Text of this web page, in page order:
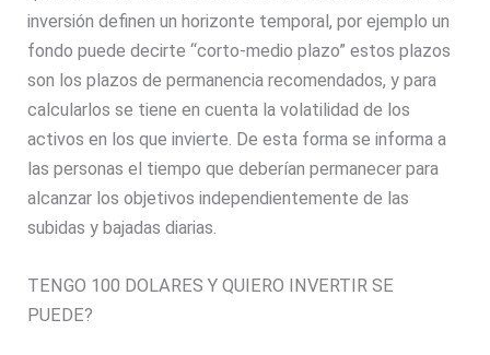
inversión definen un horizonte temporal, por ejemplo un
fondo puede decirte “corto-medio plazo” estos plazos
son los plazos de permanencia recomendados, y para
calcularlos se tiene en cuenta la volatilidad de los
activos en los que invierte. De esta forma se informa a
las personas el tiempo que deberían permanecer para
alcanzar los objetivos independientemente de las
subidas y bajadas diarias.
TENGO 100 DOLARES Y QUIERO INVERTIR SE
PUEDE?